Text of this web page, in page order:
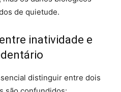
de quietude.
inatividade e
distinguir entre dois